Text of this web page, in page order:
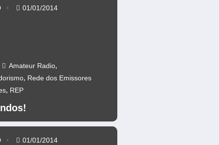
Amateur Radio,
, Rede dos Emissores
, REP
01/01/2014
01/01/2014